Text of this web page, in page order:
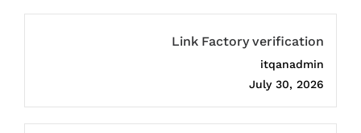
Link Factory verification
itqanadmin
July 30, 2026